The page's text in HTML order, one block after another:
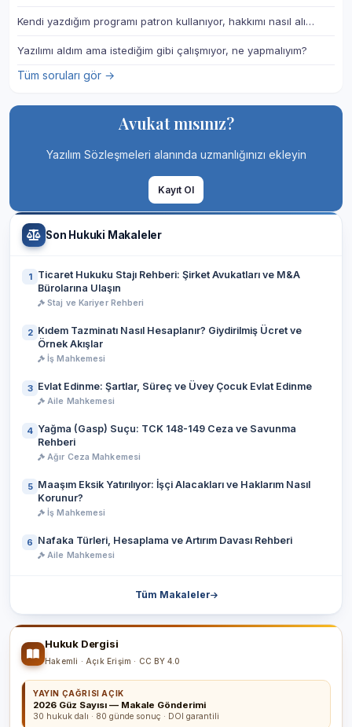
Kendi yazdığım programı patron kullanıyor, hakkımı nasıl alı…
Yazılımı aldım ama istediğim gibi çalışmıyor, ne yapmalıyım?
Tüm soruları gör →
Avukat mısınız?
Yazılım Sözleşmeleri alanında uzmanlığınızı ekleyin
Kayıt Ol
Son Hukuki Makaleler
1
Ticaret Hukuku Stajı Rehberi: Şirket Avukatları ve M&A
Bürolarına Ulaşın
Staj ve Kariyer Rehberi
2 Kıdem Tazminatı Nasıl Hesaplanır? Giydirilmiş Ücret ve
Örnek Akışlar
İş Mahkemesi
3 Evlat Edinme: Şartlar, Süreç ve Üvey Çocuk Evlat Edinme
Aile Mahkemesi
4 Yağma (Gasp) Suçu: TCK 148-149 Ceza ve Savunma
Rehberi
Ağır Ceza Mahkemesi
5 Maaşım Eksik Yatırılıyor: İşçi Alacakları ve Haklarım Nasıl
Korunur?
İş Mahkemesi
6 Nafaka Türleri, Hesaplama ve Artırım Davası Rehberi
Aile Mahkemesi
Tüm Makaleler
Hukuk Dergisi
Hakemli · Açık Erişim · CC BY 4.0
YAYIN ÇAĞRISI AÇIK
2026 Güz Sayısı — Makale Gönderimi
30 hukuk dalı · 80 günde sonuç · DOI garantili